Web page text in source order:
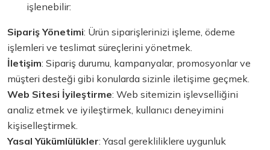
işlenebilir:
Sipariş Yönetimi: Ürün siparişlerinizi işleme, ödeme
işlemleri ve teslimat süreçlerini yönetmek.
İletişim: Sipariş durumu, kampanyalar, promosyonlar ve
müşteri desteği gibi konularda sizinle iletişime geçmek.
Web Sitesi İyileştirme: Web sitemizin işlevselliğini
analiz etmek ve iyileştirmek, kullanıcı deneyimini
kişiselleştirmek.
Yasal Yükümlülükler: Yasal gerekliliklere uygunluk